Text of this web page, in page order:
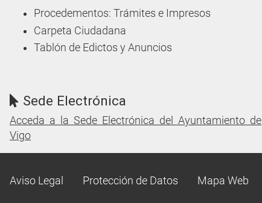
Procedementos: Trámites e Impresos
Carpeta Ciudadana
Tablón de Edictos y Anuncios
Sede Electrónica
Acceda a la Sede Electrónica del Ayuntamiento de
Vigo
Aviso Legal Protección de Datos Mapa Web